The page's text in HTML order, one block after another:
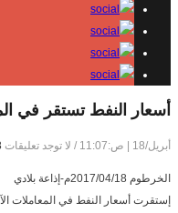
أسعار النفط تستقر في
أبريل/18 | ص:11:07 / لا توجد تعليقات
الخرطوم 2017/04/18م-إذاعة بلادي
إستقرت أسعار النفط في المعاملات